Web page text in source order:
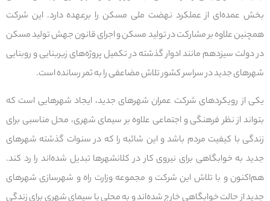
بخش عمده‌ای از عملکرد نهضت ملی مسکن را برعهده دارد. این شرکت
همچنین علاوه بر مشارکت در تولید مسکن و اجرای قانون جهش تولید مسکن
در دولت سیزدهم مانند ادوار گذشته در تکمیل پروژه‌های زیربنایی و روبنایی
شهرهای جدید در سراسر کشور تلاش مضاعفی را به ثمر رسانده است.
یکی از رویکردهای شرکت عمران شهرهای جدید، ایجاد شهرهایی است که
بتواند از نظر فرهنگی و اجتماعی علاوه بر سیمای شهری، محل مناسبی برای
زندگی با کیفیت مردم باشد و این شائبه را که در سنوات گذشته شهرهای
جدید به خوابگاهی برای نیروی کار در کلانشهرها تبدیل شده‌اند را رد کند.
هم‌اکنون و با تلاش این شرکت و مجموعه وزارت راه و شهرسازی شهرهای
جدید از حالت خوابگاهی خارج شده‌اند و به محلی با سیمای شهری برای زندگی